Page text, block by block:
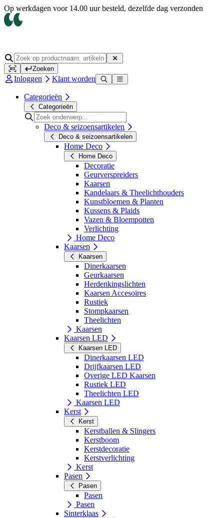
Op werkdagen voor 14.00 uur besteld, dezelfde dag verzonden
Zoeken
Inloggen Klant worden
Categorieën
Categorieën
Deco & seizoensartikelen
Deco & seizoensartikelen
Home Deco
Home Deco
Decoratie
Geurverspreiders
Kaarsen
Kandelaars & Theelichthouders
Kunstbloemen & Planten
Kussens & Plaids
Vazen & Bloempotten
Verlichting
Home Deco
Kaarsen
Kaarsen
Dinerkaarsen
Geurkaarsen
Herdenkingslichten
Kaarsen Accesoires
Rustiek
Stompkaarsen
Theelichten
Kaarsen
Kaarsen LED
Kaarsen LED
Dinerkaarsen LED
Drijfkaarsen LED
Overige LED Kaarsen
Rustiek LED
Theelichten LED
Kaarsen LED
Kerst
Kerst
Kerstballen & Slingers
Kerstboom
Kerstdecoratie
Kerstverlichting
Kerst
Pasen
Pasen
Pasen
Pasen
Sinterklaas